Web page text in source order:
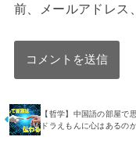
前、メールアドレス
【哲学】中国語の部屋で
ドラえもんに心はあるの